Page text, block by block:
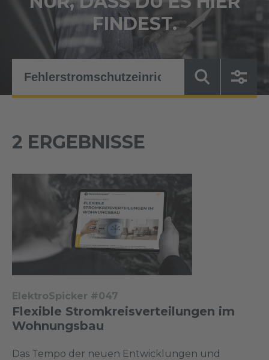
FINDEST.
2 ERGEBNISSE
ElektroSpicker #047
Flexible Stromkreisverteilungen im
Wohnungsbau
Das Tempo der neuen Entwicklungen und